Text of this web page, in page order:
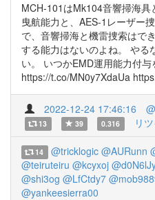
MCH-101はMk104音響掃海
曳航能力と、AES-1レーザー
で、音響掃海と機雷捜索はで
する能力はないのよね。 やる
い。 いつかEMD運用能力付
https://t.co/MN0y7XdaUa
2022-12-24 17:46:16
13 39 0.316 リ
14 @tricklogic @AURunn
@teiruteiru @kcyxoj
@shi3og @LfCtdy7
@yankeesierra00